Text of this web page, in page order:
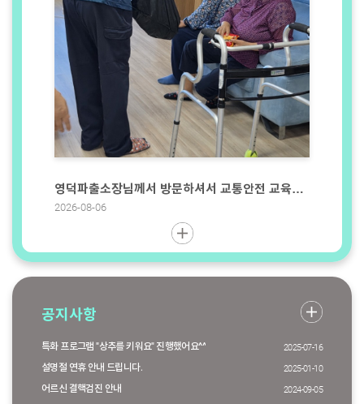
영덕파출소장님께서 방문하셔서 교통안전 교육과 아이스크림 간식까지^^ 참 고맙습니다
2026-08-06
공지사항
특화 프로그램 "상추를 키워요" 진행했어요^^ 2025-07-16
설명절 연휴 안내 드립니다. 2025-01-10
어르신 결핵검진 안내 2024-09-05